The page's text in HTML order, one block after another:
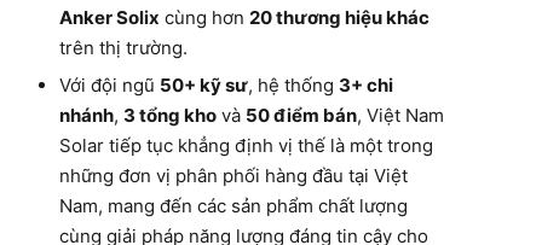
Anker Solix cùng hơn 20 thương hiệu khác
trên thị trường.
Với đội ngũ 50+ kỹ sư, hệ thống 3+ chi
nhánh, 3 tổng kho và 50 điểm bán, Việt Nam
Solar tiếp tục khẳng định vị thế là một trong
những đơn vị phân phối hàng đầu tại Việt
Nam, mang đến các sản phẩm chất lượng
cùng giải pháp năng lượng đáng tin cậy cho